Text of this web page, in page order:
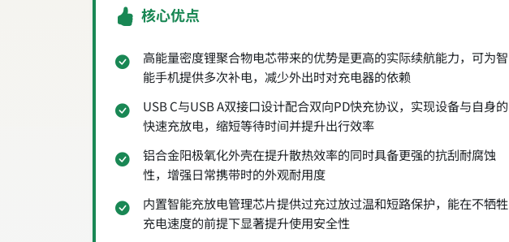
核心优点
高能量密度锂聚合物电芯带来的优势是更高的实际续航能力，可为智
能手机提供多次补电，减少外出时对充电器的依赖
USB C与USB A双接口设计配合双向PD快充协议，实现设备与自身的
快速充放电，缩短等待时间并提升出行效率
铝合金阳极氧化外壳在提升散热效率的同时具备更强的抗刮耐腐蚀
性，增强日常携带时的外观耐用度
内置智能充放电管理芯片提供过充过放过温和短路保护，能在不牺牲
充电速度的前提下显著提升使用安全性